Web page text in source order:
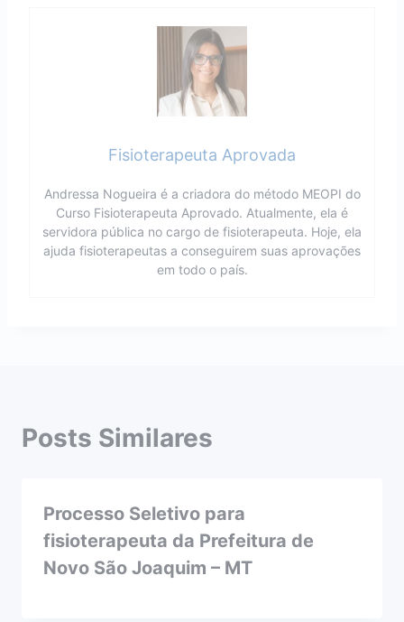
Fisioterapeuta Aprovada
Andressa Nogueira é a criadora do método MEOPI do
Curso Fisioterapeuta Aprovado. Atualmente, ela é
servidora pública no cargo de fisioterapeuta. Hoje, ela
ajuda fisioterapeutas a conseguirem suas aprovações
em todo o país.
Posts Similares
Processo Seletivo para
fisioterapeuta da Prefeitura de
Novo São Joaquim – MT